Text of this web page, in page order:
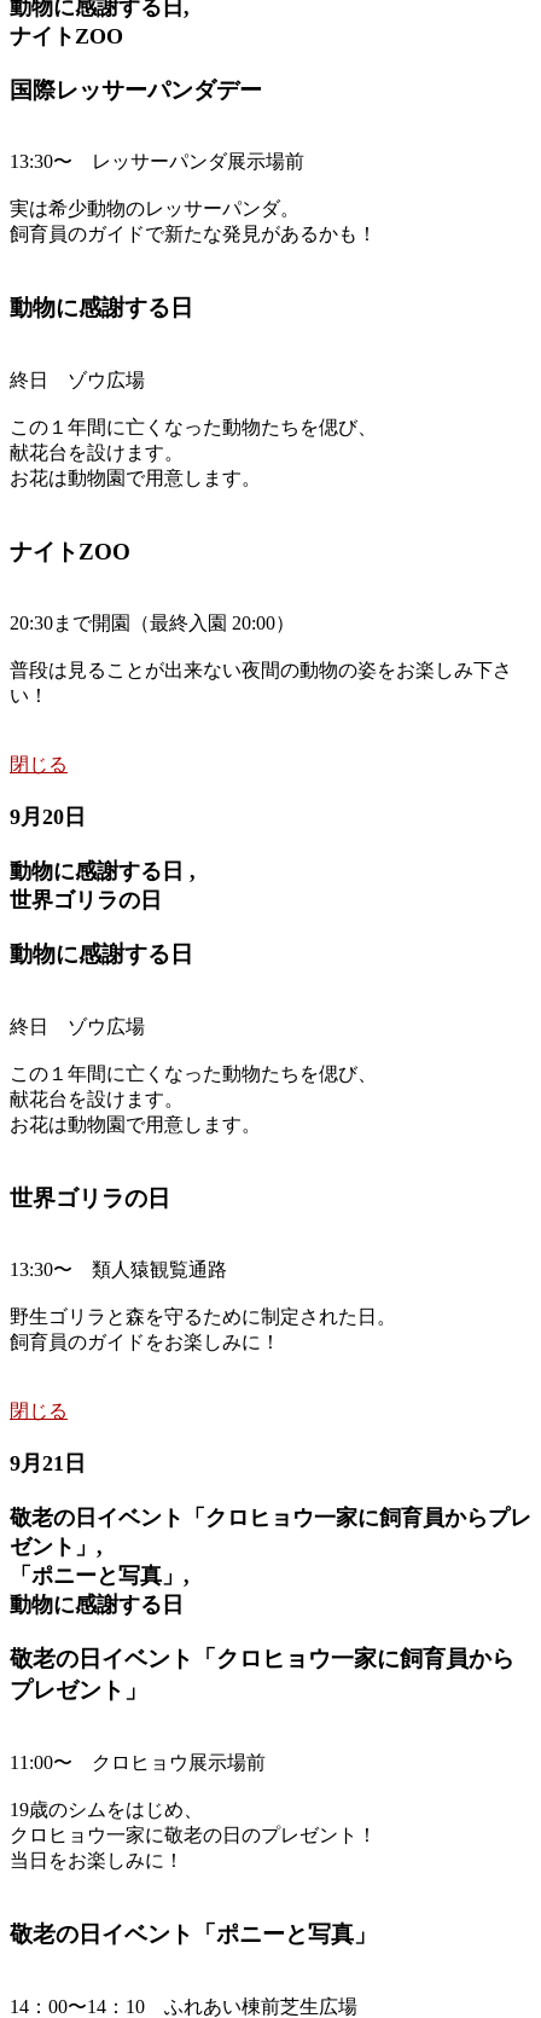
動物に感謝する日,
ナイトZOO
国際レッサーパンダデー
13:30〜 レッサーパンダ展示場前
実は希少動物のレッサーパンダ。
飼育員のガイドで新たな発見があるかも！
動物に感謝する日
終日 ゾウ広場
この１年間に亡くなった動物たちを偲び、
献花台を設けます。
お花は動物園で用意します。
ナイトZOO
20:30まで開園（最終入園 20:00）
普段は見ることが出来ない夜間の動物の姿をお楽しみ下さ
い！
閉じる
9月20日
動物に感謝する日 ,
世界ゴリラの日
動物に感謝する日
終日 ゾウ広場
この１年間に亡くなった動物たちを偲び、
献花台を設けます。
お花は動物園で用意します。
世界ゴリラの日
13:30〜 類人猿観覧通路
野生ゴリラと森を守るために制定された日。
飼育員のガイドをお楽しみに！
閉じる
9月21日
敬老の日イベント「クロヒョウ一家に飼育員からプレ
ゼント」,
「ポニーと写真」,
動物に感謝する日
敬老の日イベント「クロヒョウ一家に飼育員から
プレゼント」
11:00〜 クロヒョウ展示場前
19歳のシムをはじめ、
クロヒョウ一家に敬老の日のプレゼント！
当日をお楽しみに！
敬老の日イベント「ポニーと写真」
14：00〜14：10 ふれあい棟前芝生広場